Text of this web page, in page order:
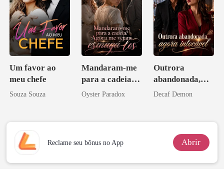
Um favor ao
meu chefe
Souza Souza
Mandaram-me
para a cadeia?
Agora me
Oyster Paradox
Outrora
abandonada,
agora intocável
Decaf Demon
Reclame seu bônus no App Abrir